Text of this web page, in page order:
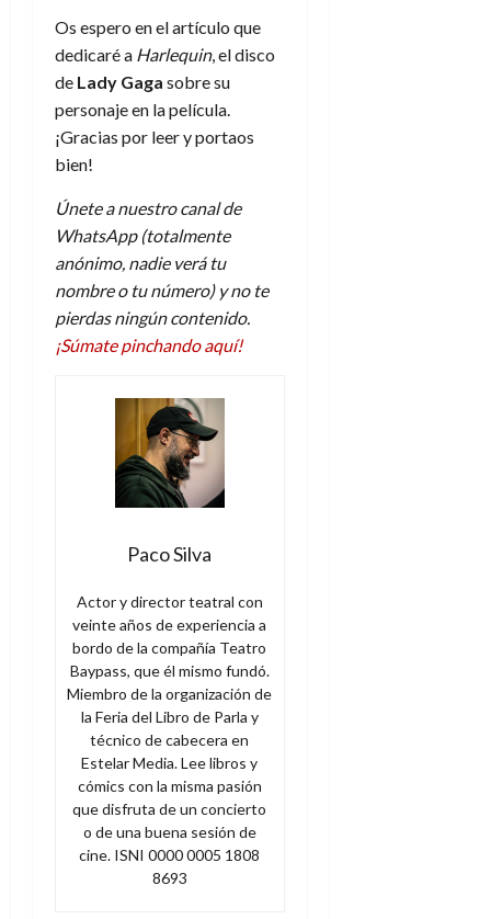
Os espero en el artículo que
dedicaré a Harlequin, el disco
de Lady Gaga sobre su
personaje en la película.
¡Gracias por leer y portaos
bien!
Únete a nuestro canal de
WhatsApp (totalmente
anónimo, nadie verá tu
nombre o tu número) y no te
pierdas ningún contenido.
¡Súmate pinchando aquí!
Paco Silva
Actor y director teatral con
veinte años de experiencia a
bordo de la compañía Teatro
Baypass, que él mismo fundó.
Miembro de la organización de
la Feria del Libro de Parla y
técnico de cabecera en
Estelar Media. Lee libros y
cómics con la misma pasión
que disfruta de un concierto
o de una buena sesión de
cine. ISNI 0000 0005 1808
8693